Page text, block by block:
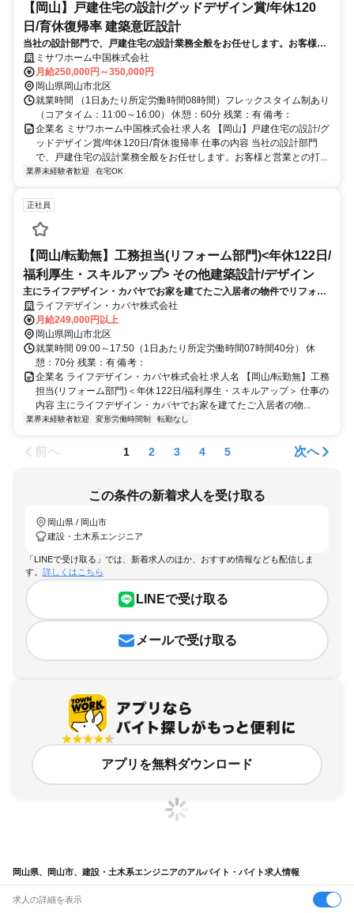
【岡山】戸建住宅の設計/グッドデザイン賞/年休120
日/育休復帰率 建築意匠設計
当社の設計部門で、戸建住宅の設計業務全般をお任せします。お客様と
営業との打ち合わせに同席し、専用CADを用いてライフスタイルに合わ
せた最適な住まいのプランをカタチにしていくやりがいのあるお仕事で
す。
ミサワホーム中国株式会社
月給250,000円～350,000円
岡山県岡山市北区
就業時間 （1日あたり所定労働時間08時間）フレックスタイム制あり
（コアタイム：11:00～16:00） 休憩：60分 残業：有 備考：
企業名 ミサワホーム中国株式会社 求人名 【岡山】戸建住宅の設計/グ
ッドデザイン賞/年休120日/育休復帰率 仕事の内容 当社の設計部門
で、戸建住宅の設計業務全般をお任せします。お客様と営業との打...
業界未経験者歓迎 在宅OK
正社員
【岡山/転勤無】工務担当(リフォーム部門)<年休122日/
福利厚生・スキルアップ> その他建築設計/デザイン
主にライフデザイン・カバヤでお家を建てたご入居者の物件でリフォー
ムを行う際に、内装部分や外装部分の積算や施工管理→内装部分や外装
部分の施工管理、原価管理、積算といった部分を担っていただきます。
ライフデザイン・カバヤ株式会社
月給249,000円以上
岡山県岡山市北区
就業時間 09:00～17:50（1日あたり所定労働時間07時間40分） 休
憩：70分 残業：有 備考：
企業名 ライフデザイン・カバヤ株式会社 求人名 【岡山/転勤無】工務
担当(リフォーム部門)＜年休122日/福利厚生・スキルアップ＞ 仕事の
内容 主にライフデザイン・カバヤでお家を建てたご入居者の物...
業界未経験者歓迎 変形労働時間制 転勤なし
前へ 1 2 3 4 5 次へ
この条件の新着求人を受け取る
岡山県 / 岡山市
建設・土木系エンジニア
「LINEで受け取る」では、新着求人のほか、おすすめ情報なども配信しま
す。 詳しくはこちら
LINEで受け取る
メールで受け取る
アプリを無料ダウンロード
岡山県、岡山市、建設・土木系エンジニアのアルバイト・バイト求人情報
求人の詳細を表示